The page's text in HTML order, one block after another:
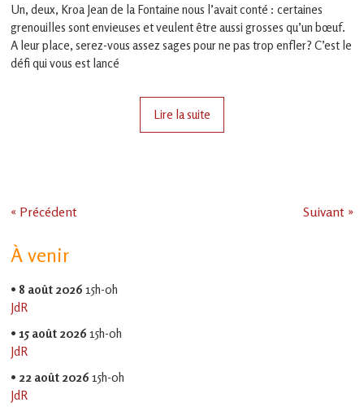
Un, deux, Kroa Jean de la Fontaine nous l’avait conté : certaines
grenouilles sont envieuses et veulent être aussi grosses qu’un bœuf.
A leur place, serez-vous assez sages pour ne pas trop enfler? C’est le
défi qui vous est lancé
Lire la suite
« Précédent Suivant »
À venir
• 8 août 2026 15h-0h
JdR
•15 août 2026 15h-0h
JdR
• 22 août 2026 15h-0h
JdR